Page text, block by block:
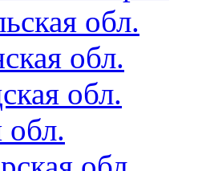
обл.
обл.
обл.
обл.